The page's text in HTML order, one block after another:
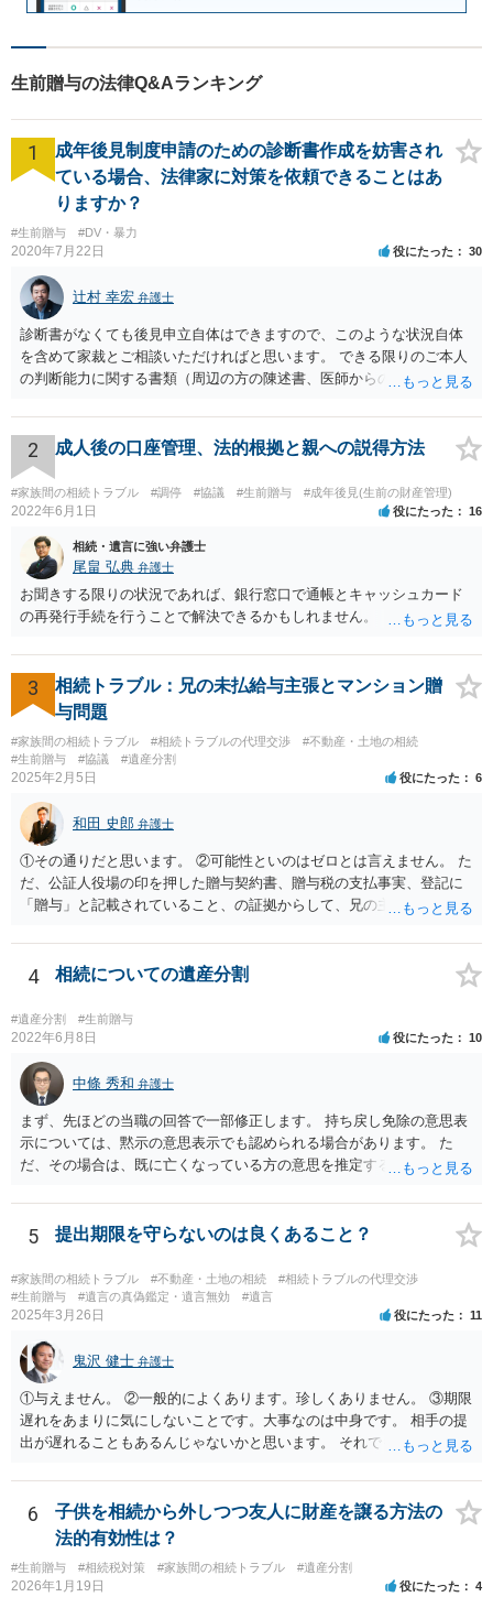
生前贈与の法律Q&Aランキング
1
成年後見制度申請のための診断書作成を妨害され
ている場合、法律家に対策を依頼できることはあ
りますか？
#生前贈与 #DV・暴力
2020年7月22日 役にたった 30
辻村 幸宏 弁護士
診断書がなくても後見申立自体はできますので、このような状況自体
を含めて家裁とご相談いただければと思います。 できる限りのご本人
の判断能力に関する書類（周辺の方の陳述書、医師からの聴取書等）
をしていただければそこから先は進むのではないかと存じます。 ま
た、Aさんの意向を酌みすぎるあまりに後見申立ができない状況にして
いる施設の問題もありますので、当該地域の地域包括支援センターに
ご相談されるのもひとつの方法です。
2 成人後の口座管理、法的根拠と親への説得方法
#家族間の相続トラブル #調停 #協議 #生前贈与 #成年後見(生前の財産管理)
2022年6月1日 役にたった 16
相続・遺言に強い弁護士
尾畠 弘典 弁護士
お聞きする限りの状況であれば、銀行窓口で通帳とキャッシュカード
の再発行手続を行うことで解決できるかもしれません。
3
相続トラブル：兄の未払給与主張とマンション贈
与問題
#家族間の相続トラブル #相続トラブルの代理交渉
#不動産・土地の相続
#生前贈与
#協議 #遺産分割
2025年2月5日 役にたった 6
和田 史郎 弁護士
①その通りだと思います。 ②可能性といのはゼロとは言えません。 た
だ、公証人役場の印を押した贈与契約書、贈与税の支払事実、登記に
「贈与」と記載されていること、の証拠からして、兄の主張は通らな
わなければ、遺産分割調停を申し立てて進めるのがベターのような気
がしますね。
4 相続についての遺産分割
#遺産分割 #生前贈与
2022年6月8日 役にたった 10
中條 秀和 弁護士
まず、先ほどの当職の回答で一部修正します。 持ち戻し免除の意思表
示については、黙示の意思表示でも認められる場合があります。 た
だ、その場合は、既に亡くなっている方の意思を推定することになり
持ち戻し免除の意思表示は書面で明確にしておいていただくべきとい
う結論は変わりません。 誤解を与えるような回答でした。失礼しまし
戻しをすべて免除する」というのがオーソドックスなものですが、ご
心配ならば、弁護士のところに行って、特別受益となりそうな贈与に
ついて説明した上で、適切な文言についてご相談してみてはいかがで
しょうか。
5 提出期限を守らないのは良くあること？
#家族間の相続トラブル #不動産・土地の相続
#相続トラブルの代理交渉
#生前贈与
#遺言の真偽鑑定・遺言無効 #遺言
2025年3月26日 役にたった 11
鬼沢 健士 弁護士
①与えません。 ②一般的によくあります。珍しくありません。 ③期限
遅れをあまりに気にしないことです。大事なのは中身です。 相手の提
出が遅れることもあるんじゃないかと思います。 それでもあなた有利
6
子供を相続から外しつつ友人に財産を譲る方法の
法的有効性は？
#生前贈与 #相続税対策 #家族間の相続トラブル #遺産分割
2026年1月19日 役にたった 4